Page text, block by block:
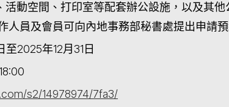
活動空間、打印室等配套辦公設施，以及其
人員及會員可向內地事務部秘書處提出申請預
至2025年12月31日
s2/14978974/7fa3/